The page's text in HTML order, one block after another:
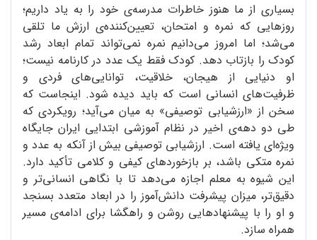
بسیاری از ما هنوز خاطرات مدرسه‌ی خود را به یاد داریم؛
روزهایی که نمره و امتحان، تعیین‌کننده‌ی ارزش ما تلقی
می‌شد؛ اما امروز می‌دانیم نمره نمی‌تواند تمام ابعاد رشد
کودک را بازتاب دهد. کودک فقط یک عدد در کارنامه نیست؛
او دنیایی از هیجان، خلاقیت، توانایی‌های فردی و
ظرفیت‌های انسانی است که باید دیده شود. اینجاست که
سخن از «ارزشیابی توصیفی» به میان می‌آید؛ رویکردی که
طی دو دهه‌ی اخیر در نظام آموزشی ابتدایی ایران جایگاه
ویژه‌ای یافته است. ارزشیابی توصیفی بیش از آنکه به عدد و
نمره متکی باشد، بر بازخوردهای کیفی و کلامی تأکید دارد.
این شیوه به معلم اجازه می‌دهد تا با نگاهی انسانی‌تر و
دقیق‌تر، میزان پیشرفت دانش‌آموز را در ابعاد متعدد بسنجد
و او را با پیشنهادهایی روشن و راهگشا برای ادامه‌ی مسیر
همراه سازد.